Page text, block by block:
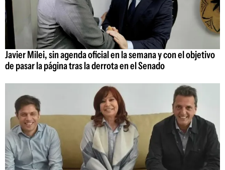
Javier Milei, sin agenda oficial en la semana y con el objetivo
de pasar la página tras la derrota en el Senado